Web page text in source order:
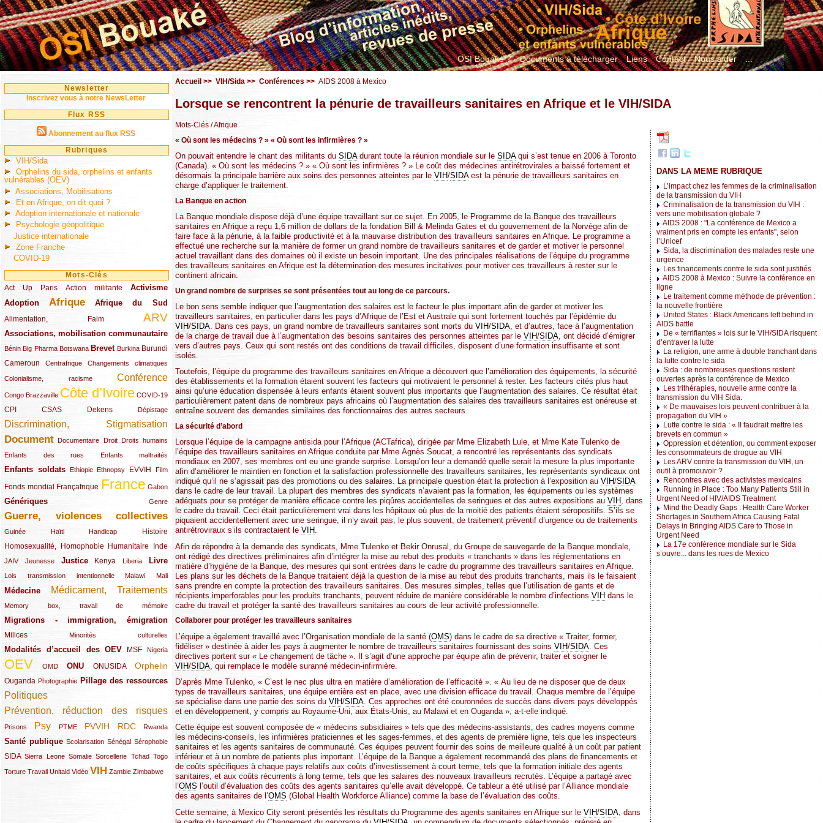
OSI Bouaké ? Documents à télécharger Liens Contact Nous aider ...
Newsletter
Inscrivez vous à notre NewsLetter
Flux RSS
Abonnement au flux RSS
Rubriques
VIH/Sida
Orphelins du sida, orphelins et enfants
vulnérables (OEV)
Associations, Mobilisations
Et en Afrique, on dit quoi ?
Adoption internationale et nationale
Psychologie géopolitique
Justice internationale
Zone Franche
COVID-19
Mots-Clés
Act Up Paris
(49/289) Action militante
(32/289) Activisme
(73/289)
Adoption
(82/289) Afrique
(161/289) Afrique du Sud
(73/289)
Alimentation, Faim
(48/289) ARV
(203/289)
Associations, mobilisation communautaire
(65/289)
Bénin
(13/289)Big Pharma
(16/289) Botswana
(9/289) Brevet
(83/289) Burkina
(18/289) Burundi
(30/289)
Cameroun
(47/289) Centrafrique
(23/289) Changements climatiques
(10/289)
Colonialisme, racisme
(19/289) Conférence
(118/289)
Congo Brazzaville
(24/289) Côte d’Ivoire
(263/289) COVID-19
(13/289)
CPI
(48/289) CSAS
(32/289) Dekens
(29/289) Dépistage
(19/289)
Discrimination, Stigmatisation
(131/289)
Document
(145/289) Documentaire
(9/289) Droit
(20/289) Droits humains
(22/289)
Enfants des rues
(21/289) Enfants maltraités
(10/289)
Enfants soldats
(68/289) Ethiopie
(12/289) Ethnopsy
(15/289) EVVIH
(55/289) Film
(22/289)
Fonds mondial
(48/289) Françafrique
(39/289) France
(289/289) Gabon
(12/289)
Génériques
(59/289) Genre
(22/289)
Guerre, violences collectives
(149/289)
Guinée
(12/289) Haïti
(15/289) Handicap
(10/289) Histoire
(49/289)
Homosexualité, Homophobie
(44/289) Humanitaire
(47/289) Inde
(34/289)
JAIV
(10/289)Jeunesse
(21/289) Justice
(65/289) Kenya
(35/289) Liberia
(25/289) Livre
(62/289)
Lois transmission intentionnelle
(24/289) Malawi
(11/289) Mali
(21/289)
Médecine
(62/289) Médicament, Traitements
(142/289)
Memory box, travail de mémoire
(11/289)
Migrations - immigration, émigration
(67/289)
Milices
(34/289) Minorités culturelles
(15/289)
Modalités d’accueil des OEV
(58/289) MSF
(54/289) Nigeria
(27/289)
OEV
(269/289) OMD
(26/289) ONU
(58/289) ONUSIDA
(44/289) Orphelin
(112/289)
Ouganda
(29/289) Photographie
(27/289) Pillage des ressources
(77/289)
Politiques
(120/289)
Prévention, réduction des risques
(131/289)
Prisons
(22/289) Psy
(119/289) PTME
(12/289) PVVIH
(111/289) RDC
(104/289) Rwanda
(23/289)
Santé publique
(59/289) Scolarisation
(9/289) Sénégal
(13/289) Sérophobie
(19/289)
SIDA
(29/289)Sierra Leone
(13/289) Somalie
(12/289) Sorcellerie
(19/289) Tchad
(10/289) Togo
(15/289)
Torture
(17/289)Travail
(21/289) Unitaid
(26/289) Vidéo
(23/289) VIH
(154/289) Zambie
(12/289) Zimbabwe
(21/289)
Accueil >> VIH/Sida >> Conférences >> AIDS 2008 à Mexico
Lorsque se rencontrent la pénurie de travailleurs sanitaires en Afrique et le VIH/SIDA
Mots-Clés / Afrique
« Où sont les médecins ? » « Où sont les infirmières ? »
On pouvait entendre le chant des militants du SIDAdurant toute la réunion mondiale sur le SIDAqui s’est tenue en 2006 à Toronto
(Canada). « Où sont les médecins ? » « Où sont les infirmières ? » Le coût des médecines antirétrovirales a baissé fortement et
désormais la principale barrière aux soins des personnes atteintes par le VIH/SIDAest la pénurie de travailleurs sanitaires en
charge d’appliquer le traitement.
La Banque en action
La Banque mondiale dispose déjà d’une équipe travaillant sur ce sujet. En 2005, le Programme de la Banque des travailleurs
sanitaires en Afrique a reçu 1,6 million de dollars de la fondation Bill & Melinda Gates et du gouvernement de la Norvège afin de
faire face à la pénurie, à la faible productivité et à la mauvaise distribution des travailleurs sanitaires en Afrique. Le programme a
effectué une recherche sur la manière de former un grand nombre de travailleurs sanitaires et de garder et motiver le personnel
actuel travaillant dans des domaines où il existe un besoin important. Une des principales réalisations de l’équipe du programme
des travailleurs sanitaires en Afrique est la détermination des mesures incitatives pour motiver ces travailleurs à rester sur le
continent africain.
Un grand nombre de surprises se sont présentées tout au long de ce parcours.
Le bon sens semble indiquer que l’augmentation des salaires est le facteur le plus important afin de garder et motiver les
travailleurs sanitaires, en particulier dans les pays d’Afrique de l’Est et Australe qui sont fortement touchés par l’épidémie du
VIH/SIDA . Dans ces pays, un grand nombre de travailleurs sanitaires sont morts du VIH/SIDA , et d’autres, face à l’augmentation
de la charge de travail due à l’augmentation des besoins sanitaires des personnes atteintes par le VIH/SIDA , ont décidé d’émigrer
vers d’autres pays. Ceux qui sont restés ont des conditions de travail difficiles, disposent d’une formation insuffisante et sont
isolés.
Toutefois, l’équipe du programme des travailleurs sanitaires en Afrique a découvert que l’amélioration des équipements, la sécurité
des établissements et la formation étaient souvent les facteurs qui motivaient le personnel à rester. Les facteurs cités plus haut
ainsi qu’une éducation dispensée à leurs enfants étaient souvent plus importants que l’augmentation des salaires. Ce résultat était
particulièrement patent dans de nombreux pays africains où l’augmentation des salaires des travailleurs sanitaires est onéreuse et
entraîne souvent des demandes similaires des fonctionnaires des autres secteurs.
La sécurité d’abord
Lorsque l’équipe de la campagne antisida pour l’Afrique (ACTafrica), dirigée par Mme Elizabeth Lule, et Mme Kate Tulenko de
l’équipe des travailleurs sanitaires en Afrique conduite par Mme Agnès Soucat, a rencontré les représentants des syndicats
mondiaux en 2007, ses membres ont eu une grande surprise. Lorsqu’on leur a demandé quelle serait la mesure la plus importante
afin d’améliorer le maintien en fonction et la satisfaction professionnelle des travailleurs sanitaires, les représentants syndicaux ont
indiqué qu’il ne s’agissait pas des promotions ou des salaires. La principale question était la protection à l’exposition au VIH/SIDA
dans le cadre de leur travail. La plupart des membres des syndicats n’avaient pas la formation, les équipements ou les systèmes
adéquats pour se protéger de manière efficace contre les piqûres accidentelles de seringues et des autres expositions au VIH, dans
le cadre du travail. Ceci était particulièrement vrai dans les hôpitaux où plus de la moitié des patients étaient séropositifs. S’ils se
piquaient accidentellement avec une seringue, il n’y avait pas, le plus souvent, de traitement préventif d’urgence ou de traitements
antirétroviraux s’ils contractaient le VIH.
Afin de répondre à la demande des syndicats, Mme Tulenko et Bekir Onrusal, du Groupe de sauvegarde de la Banque mondiale,
ont rédigé des directives préliminaires afin d’intégrer la mise au rebut des produits « tranchants » dans les réglementations en
matière d’hygiène de la Banque, des mesures qui sont entrées dans le cadre du programme des travailleurs sanitaires en Afrique.
Les plans sur les déchets de la Banque traitaient déjà la question de la mise au rebut des produits tranchants, mais ils le faisaient
sans prendre en compte la protection des travailleurs sanitaires. Des mesures simples, telles que l’utilisation de gants et de
récipients imperforables pour les produits tranchants, peuvent réduire de manière considérable le nombre d’infections VIH dans le
cadre du travail et protéger la santé des travailleurs sanitaires au cours de leur activité professionnelle.
Collaborer pour protéger les travailleurs sanitaires
L’équipe a également travaillé avec l’Organisation mondiale de la santé (OMS) dans le cadre de sa directive « Traiter, former,
fidéliser » destinée à aider les pays à augmenter le nombre de travailleurs sanitaires fournissant des soins VIH/SIDA . Ces
directives portent sur « Le changement de tâche ». Il s’agit d’une approche par équipe afin de prévenir, traiter et soigner le
VIH/SIDA , qui remplace le modèle suranné médecin-infirmière.
D’après Mme Tulenko, « C’est le nec plus ultra en matière d’amélioration de l’efficacité ». « Au lieu de ne disposer que de deux
types de travailleurs sanitaires, une équipe entière est en place, avec une division efficace du travail. Chaque membre de l’équipe
se spécialise dans une partie des soins du VIH/SIDA. Ces approches ont été couronnées de succès dans divers pays développés
et en développement, y compris au Royaume-Uni, aux États-Unis, au Malawi et en Ouganda », a-t-elle indiqué.
Cette équipe est souvent composée de « médecins subsidiaires » tels que des médecins-assistants, des cadres moyens comme
les médecins-conseils, les infirmières praticiennes et les sages-femmes, et des agents de première ligne, tels que les inspecteurs
sanitaires et les agents sanitaires de communauté. Ces équipes peuvent fournir des soins de meilleure qualité à un coût par patient
inférieur et à un nombre de patients plus important. L’équipe de la Banque a également recommandé des plans de financements et
de coûts spécifiques à chaque pays relatifs aux coûts d’investissement à court terme, tels que la formation initiale des agents
sanitaires, et aux coûts récurrents à long terme, tels que les salaires des nouveaux travailleurs recrutés. L’équipe a partagé avec
l’OMS l’outil d’évaluation des coûts des agents sanitaires qu’elle avait développé. Ce tableur a été utilisé par l’Alliance mondiale
des agents sanitaires de l’OMS (Global Health Workforce Alliance) comme la base de l’évaluation des coûts.
Cette semaine, à Mexico City seront présentés les résultats du Programme des agents sanitaires en Afrique sur le VIH/SIDA , dans
DANS LA MEME RUBRIQUE
L’impact chez les femmes de la criminalisation
de la transmission du VIH
Criminalisation de la transmission du VIH :
vers une mobilisation globale ?
AIDS 2008 : "La conférence de Mexico a
vraiment pris en compte les enfants", selon
l’Unicef
Sida, la discrimination des malades reste une
urgence
Les financements contre le sida sont justifiés
AIDS 2008 à Mexico : Suivre la conférence en
ligne
Le traitement comme méthode de prévention :
la nouvelle frontière
United States : Black Americans left behind in
AIDS battle
De « terrifiantes » lois sur le VIH/SIDA risquent
d’entraver la lutte
La religion, une arme à double tranchant dans
la lutte contre le sida
Sida : de nombreuses questions restent
ouvertes après la conférence de Mexico
Les trithérapies, nouvelle arme contre la
transmission du VIH Sida.
« De mauvaises lois peuvent contribuer à la
propagation du VIH »
Lutte contre le sida : « Il faudrait mettre les
brevets en commun »
Oppression et détention, ou comment exposer
les consommateurs de drogue au VIH
Les ARV contre la transmission du VIH, un
outil à promouvoir ?
Rencontres avec des activistes mexicains
Running in Place : Too Many Patients Still in
Urgent Need of HIV/AIDS Treatment
Mind the Deadly Gaps : Health Care Worker
Shortages in Southern Africa Causing Fatal
Delays in Bringing AIDS Care to Those in
Urgent Need
La 17e conférence mondiale sur le Sida
s’ouvre... dans les rues de Mexico